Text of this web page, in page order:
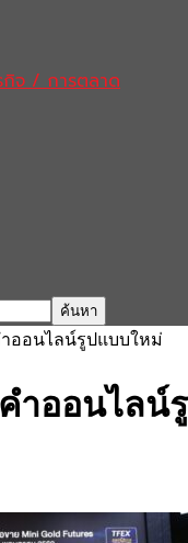
จ / การตลาด
ออนไลน์รูปแบบใหม่
ำออนไลน์